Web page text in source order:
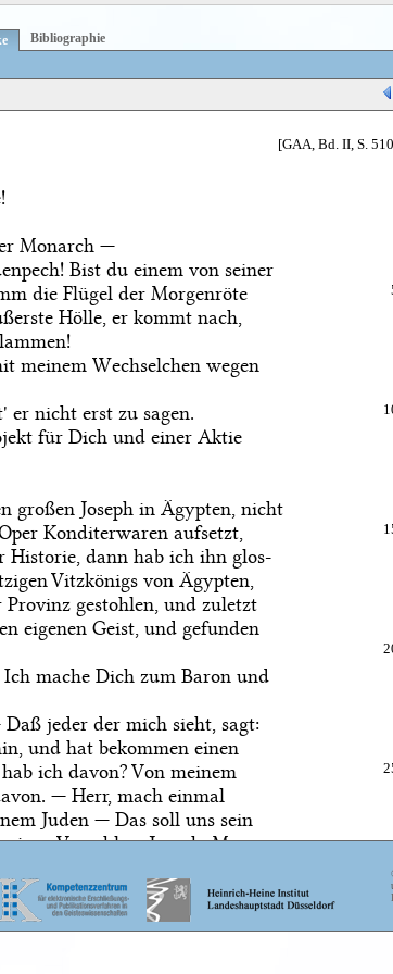
Bibliographie
[GAA, Bd. II, S.
Monarch —
Bist du einem von seiner
die Flügel der Morgenröte
Hölle, er kommt nach,
meinem Wechselchen wegen
er nicht erst zu sagen.
für Dich und einer Aktie
großen Joseph in Ägypten, nicht
Konditerwaren aufsetzt,
Historie, dann hab ich ihn glos-
Vitzkönigs von Ägypten,
gestohlen, und zuletzt
eigenen Geist, und gefunden
mache Dich zum Baron und
jeder der mich sieht, sagt:
und hat bekommen einen
ich davon? Von meinem
— Herr, mach einmal
Juden — Das soll uns sein
Vorschlag: Joseph, Mo-
Vitzkönig treibts noch län-
kam, wie zu erwarten,
endlich